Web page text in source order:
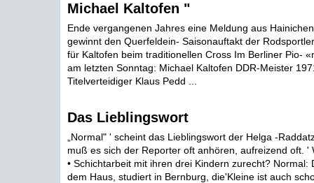
Michael Kaltofen "
Ende vergangenen Jahres eine Meldung aus
gewinnt den Querfeldein- Saisonauftakt der
für Kaltofen beim traditionellen Cross Im Berliner Pio-
am letzten Sonntag: Michael Kaltofen DDR-Meister
Titelverteidiger Klaus Pedd ...
Das Lieblingswort
„Normal" ' scheint das Lieblingswort der Helga -
muß es sich der Reporter oft anhören, aufreizend oft. '
• Schichtarbeit mit ihren drei Kindern zurecht? Normal:
dem Haus, studiert in Bernburg, die'Kleine ist auch